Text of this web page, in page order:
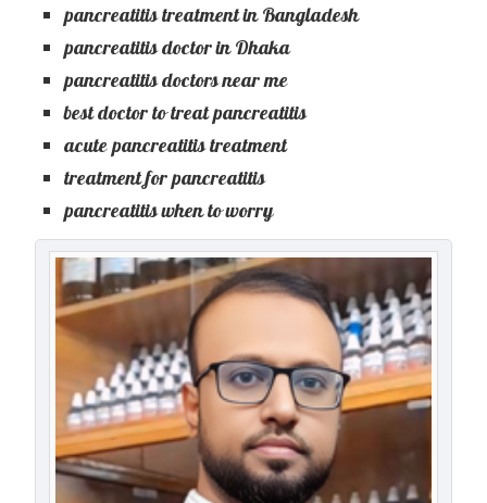
pancreatitis treatment in Bangladesh
pancreatitis doctor in Dhaka
pancreatitis doctors near me
best doctor to treat pancreatitis
acute pancreatitis treatment
treatment for pancreatitis
pancreatitis when to worry